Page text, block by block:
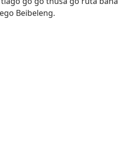
Beibeleng.